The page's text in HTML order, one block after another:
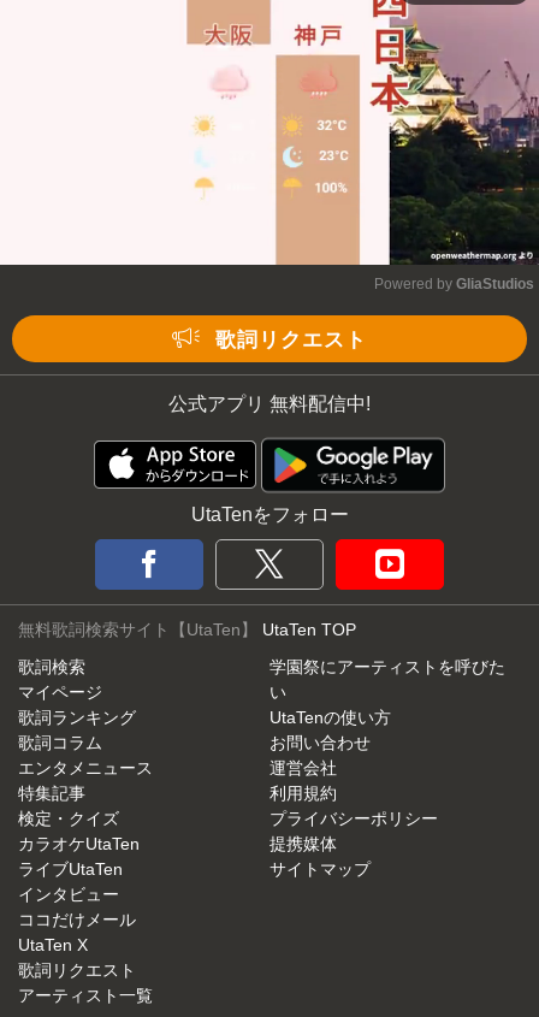
Powered by GliaStudios
歌詞リクエスト
公式アプリ 無料配信中!
UtaTenをフォロー
無料歌詞検索サイト【UtaTen】 UtaTen TOP
歌詞検索
マイページ
歌詞ランキング
歌詞コラム
エンタメニュース
特集記事
検定・クイズ
カラオケUtaTen
ライブUtaTen
インタビュー
ココだけメール
UtaTen X
歌詞リクエスト
アーティスト一覧
学園祭にアーティストを呼びた
い
UtaTenの使い方
お問い合わせ
運営会社
利用規約
プライバシーポリシー
提携媒体
サイトマップ